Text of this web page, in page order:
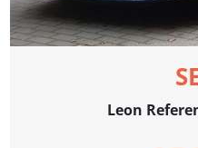
Leon